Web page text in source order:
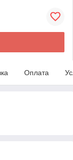
Оплата